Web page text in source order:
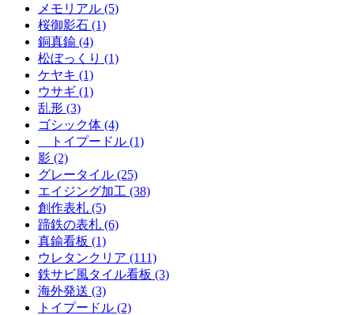
メモリアル (5)
桜御影石 (1)
銅真鍮 (4)
松ぼっくり (1)
ケヤキ (1)
ウサギ (1)
乱形 (3)
ゴシック体 (4)
トイプードル (1)
影 (2)
グレータイル (25)
エイジング加工 (38)
創作表札 (5)
蹄鉄の表札 (6)
真鍮看板 (1)
ウレタンクリア (111)
鉄サビ風タイル看板 (3)
海外発送 (3)
トイプードル (2)